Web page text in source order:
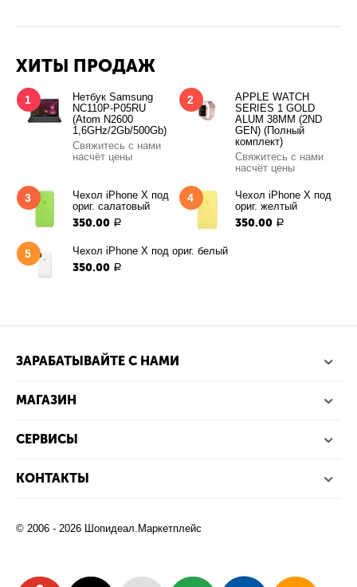
ХИТЫ ПРОДАЖ
1
Нетбук Samsung
NC110P-P05RU
(Atom N2600
1,6GHz/2Gb/500Gb)
Свяжитесь с нами
насчёт цены
2
APPLE WATCH
SERIES 1 GOLD
ALUM 38MM (2ND
GEN) (Полный
комплект)
Свяжитесь с нами
насчёт цены
3
Чехол iPhone X под
ориг. салатовый
350.00 Р
4
Чехол iPhone X под
ориг. желтый
350.00 Р
5 Чехол iPhone X под ориг. белый
350.00 Р
ЗАРАБАТЫВАЙТЕ С НАМИ
МАГАЗИН
СЕРВИСЫ
КОНТАКТЫ
© 2006 - 2026 Шопидеал.Маркетплейс